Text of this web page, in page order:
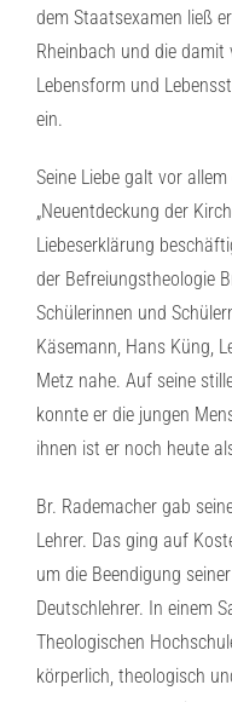
dem Staatsexamen ließ
Rheinbach und die damit
Lebensform und
ein.
Seine Liebe galt vor
„Neuentdeckung der
Liebeserklärung
der Befreiungstheologie
Schülerinnen und
Käsemann, Hans Küng,
Metz nahe. Auf seine
konnte er die jungen
ihnen ist er noch heute
Br. Rademacher gab
Lehrer. Das ging auf
um die Beendigung
Deutschlehrer. In einem
Theologischen
körperlich, theologisch